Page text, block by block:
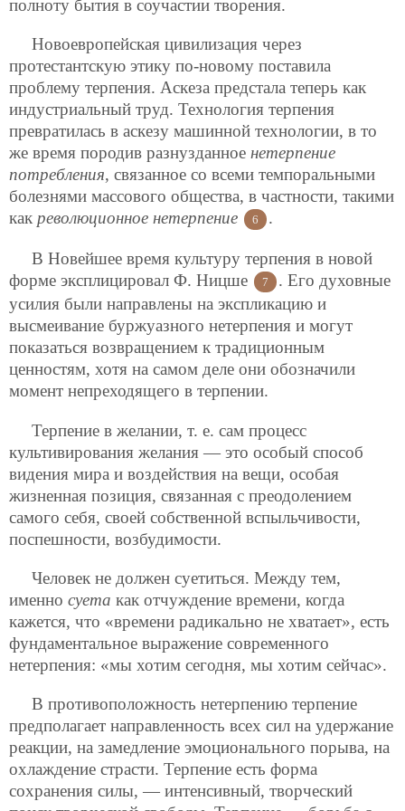
полноту бытия в соучастии творения.
Новоевропейская цивилизация через
протестантскую этику по-новому поставила
проблему терпения. Аскеза предстала теперь как
индустриальный труд. Технология терпения
превратилась в аскезу машинной технологии, в то
же время породив разнузданное нетерпение
потребления, связанное со всеми темпоральными
болезнями массового общества, в частности, такими
как революционное нетерпение 6 .
В Новейшее время культуру терпения в новой
форме эксплицировал Ф. Ницше
7
. Его духовные
усилия были направлены на экспликацию и
высмеивание буржуазного нетерпения и могут
показаться возвращением к традиционным
ценностям, хотя на самом деле они обозначили
момент непреходящего в терпении.
Терпение в желании, т. е. сам процесс
культивирования желания — это особый способ
видения мира и воздействия на вещи, особая
жизненная позиция, связанная с преодолением
самого себя, своей собственной вспыльчивости,
поспешности, возбудимости.
Человек не должен суетиться. Между тем,
именно суета как отчуждение времени, когда
кажется, что «времени радикально не хватает», есть
фундаментальное выражение современного
нетерпения: «мы хотим сегодня, мы хотим сейчас».
В противоположность нетерпению терпение
предполагает направленность всех сил на удержание
реакции, на замедление эмоционального порыва, на
охлаждение страсти. Терпение есть форма
сохранения силы, — интенсивный, творческий